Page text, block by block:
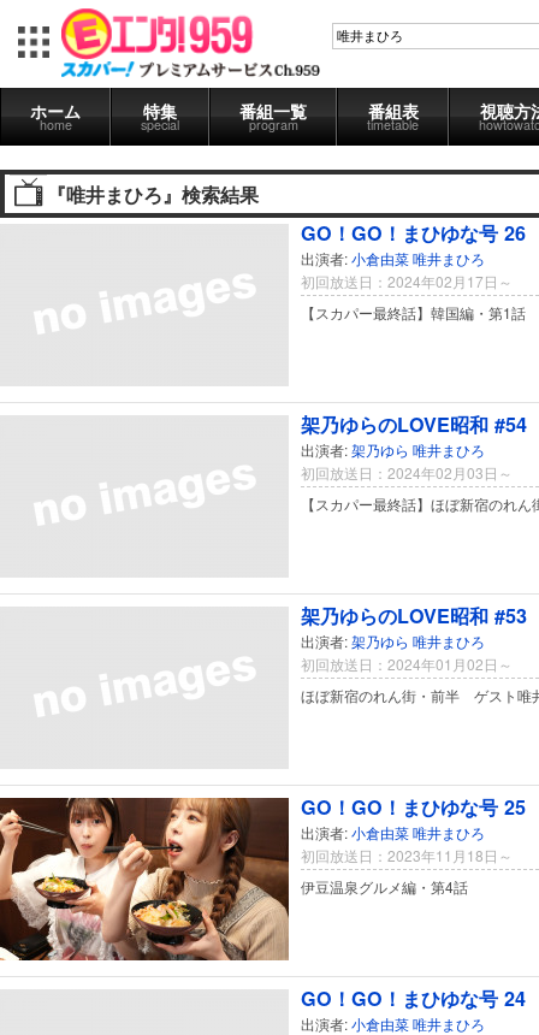
ホーム
home
特集
special
番組一覧
program
番組表
timetable
視聴方
『唯井まひろ』検索結果
GO！GO！まひゆな号 26
出演者:小倉由菜唯井まひろ
初回放送日：2024年02月17日～
【スカパー最終話】韓国編・第1話
架乃ゆらのLOVE昭和 #54
出演者:架乃ゆら 唯井まひろ
初回放送日：2024年02月03日～
【スカパー最終話】ほぼ新宿のれん
架乃ゆらのLOVE昭和 #53
出演者:架乃ゆら 唯井まひろ
初回放送日：2024年01月02日～
ほぼ新宿のれん街・前半 ゲスト唯
GO！GO！まひゆな号 25
出演者:小倉由菜唯井まひろ
初回放送日：2023年11月18日～
伊豆温泉グルメ編・第4話
GO！GO！まひゆな号 24
出演者:小倉由菜唯井まひろ